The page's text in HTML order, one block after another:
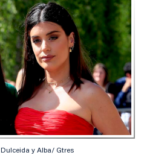
y Alba/ Gtres